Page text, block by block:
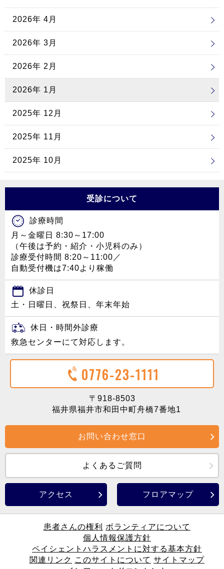
2026年 4月
2026年 3月
2026年 2月
2026年 1月
2025年 12月
2025年 11月
2025年 10月
受診について
診療時間
月～金曜日 8:30～17:00
（午後は予約・紹介・小児科のみ）
診療受付時間 8:20～11:00／
自動受付機は7:40より稼働
休診日
土・日曜日、祝祭日、年末年始
休日・時間外診療
救急センターにて対応します。
0776-23-1111
〒918-8503
福井県福井市和田中町舟橋7番地1
お問い合わせ窓口
よくあるご質問
アクセス フロアマップ
患者さんの権利
ボランティアについて
個人情報保護方針
ペイシェントハラスメントに対する基本方針
関連リンク このサイトについて サイトマップ